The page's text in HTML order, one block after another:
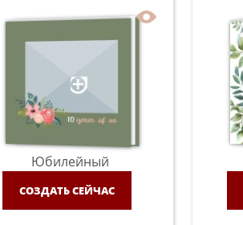
Юбилейный
СОЗДАТЬ СЕЙЧАС